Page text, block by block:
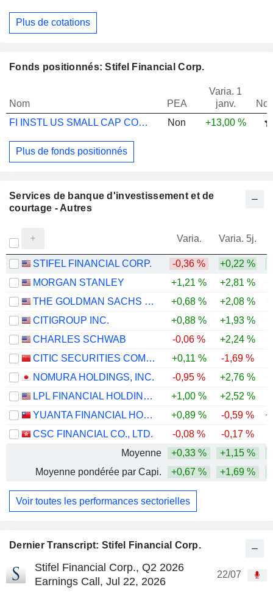
Dernier Transcript: Stifel Financial Corp.
Stifel Financial Corp., Q2 2026
Earnings Call, Jul 22, 2026
22/07
Plus de cotations
Fonds positionnés: Stifel Financial Corp.
Nom PEA
Varia. 1
janv.
FI INSTL US SMALL CAP CORE EQ SEL USD
Non +13,00 %
Plus de fonds positionnés
Services de banque d'investissement et de
courtage - Autres
Varia. Varia. 5j.
STIFEL FINANCIAL CORP. -0,36 % +0,22 %
MORGAN STANLEY
+1,21 % +2,81 %
THE GOLDMAN SACHS GROUP, INC.
+0,68 % +2,08 %
CITIGROUP INC.
+0,88 % +1,93 %
CHARLES SCHWAB
-0,06 % +2,24 %
CITIC SECURITIES COMPANY LIMITED
+0,11 % -1,69 %
NOMURA HOLDINGS, INC.
-0,95 % +2,76 %
LPL FINANCIAL HOLDINGS INC.
+1,00 % +2,52 %
YUANTA FINANCIAL HOLDING CO., LTD.
+0,89 % -0,59 %
CSC FINANCIAL CO., LTD.
-0,08 % -0,17 %
Moyenne
+0,33 % +1,15 %
Moyenne pondérée par Capi.
+0,67 % +1,69 %
Voir toutes les performances sectorielles